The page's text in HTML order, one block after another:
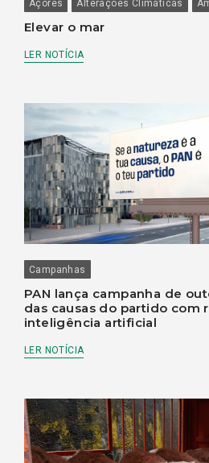
Açores Alterações Climáticas
Elevar o mar
LER NOTÍCIA
Campanhas
PAN lança campanha de
das causas do partido com
inteligência artificial
LER NOTÍCIA